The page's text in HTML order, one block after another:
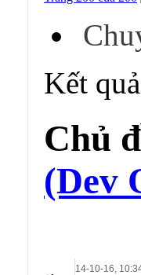
Kết
Chủ
(Dev
14-10-16,